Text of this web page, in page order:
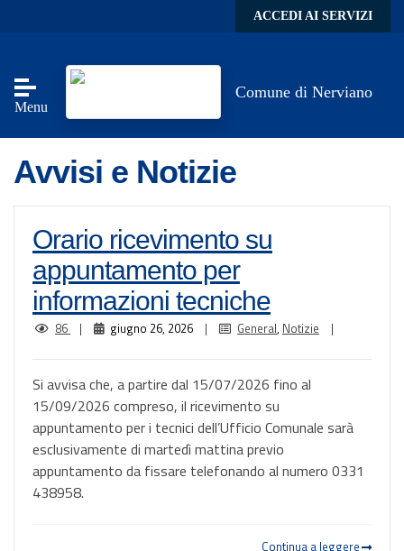
ACCEDI AI SERVIZI
Menu
Comune di Nerviano
Avvisi e Notizie
Orario ricevimento su
appuntamento per
informazioni tecniche
86 | giugno 26, 2026 | General, Notizie |
Si avvisa che, a partire dal 15/07/2026 fino al
15/09/2026 compreso, il ricevimento su
appuntamento per i tecnici dell’Ufficio Comunale sarà
esclusivamente di martedì mattina previo
appuntamento da fissare telefonando al numero 0331
438958.
Continua a leggere